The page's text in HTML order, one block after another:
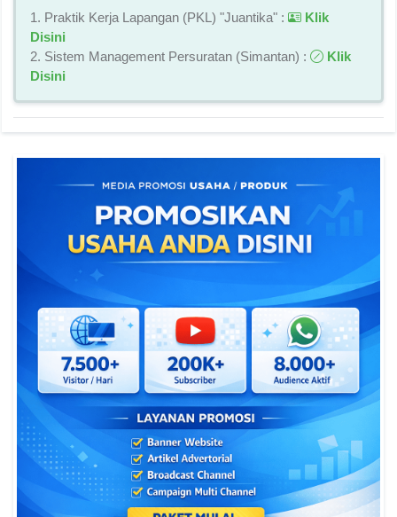
1. Praktik Kerja Lapangan (PKL) "Juantika" :
Klik
Disini
2. Sistem Management Persuratan (Simantan) :
Klik
Disini